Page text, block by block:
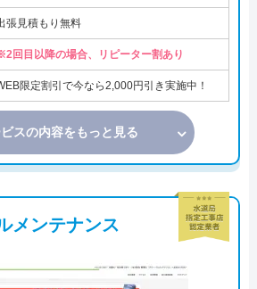
張見積もり無料
回目以降の場合、リピーター割あり
限定割引で今なら2,000円引き実施中！
スの内容をもっと見る
メンテナンス